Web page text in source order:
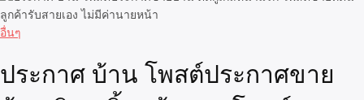
อื่นๆ
ประกาศ บ้าน โพสต์ประกาศขาย